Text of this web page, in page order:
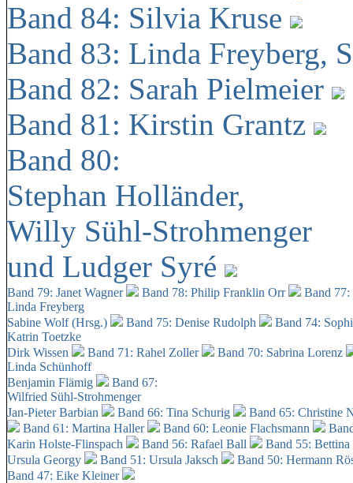
Band 84: Silvia Kruse
Band 83: Linda Freyberg,
Band 82: Sarah Pielmeier
Band 81: Kirstin Grantz
Band 80:
Stephan Holländer,
Willy Sühl-Strohmenger
und Ludger Syré
Band 79: Janet Wagner Band 78: Philip Franklin Orr
Band
Linda Freyberg
Sabine Wolf (Hrsg.)
Band 75: Denise Rudolph
Band 74:
Katrin Toetzke
Dirk Wissen
Band 71: Rahel Zoller
Band 70: Sabrina Lorenz
Linda Schünhoff
Benjamin Flämig
Band 67:
Wilfried Sühl-Strohmenger
Jan-Pieter Barbian
Band 66: Tina Schurig
Band 65: Christine
Band 61: Martina Haller
Band 60: Leonie Flachsmann
Karin Holste-Flinspach
Band 56: Rafael Ball
Band 55:
Ursula Georgy
Band 51: Ursula Jaksch Band 50: Hermann
Band 47: Eike Kleiner